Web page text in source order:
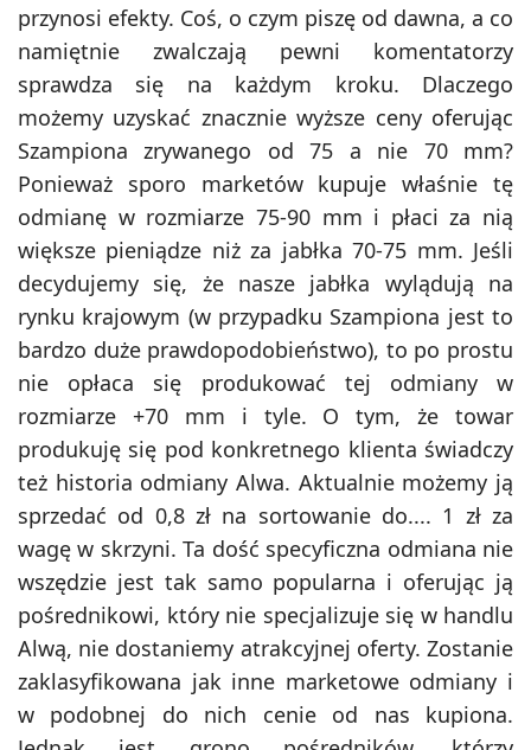
przynosi efekty. Coś, o czym piszę od dawna, a co
namiętnie zwalczają pewni komentatorzy
sprawdza się na każdym kroku. Dlaczego
możemy uzyskać znacznie wyższe ceny oferując
Szampiona zrywanego od 75 a nie 70 mm?
Ponieważ sporo marketów kupuje właśnie tę
odmianę w rozmiarze 75-90 mm i płaci za nią
większe pieniądze niż za jabłka 70-75 mm. Jeśli
decydujemy się, że nasze jabłka wylądują na
rynku krajowym (w przypadku Szampiona jest to
bardzo duże prawdopodobieństwo), to po prostu
nie opłaca się produkować tej odmiany w
rozmiarze +70 mm i tyle. O tym, że towar
produkuję się pod konkretnego klienta świadczy
też historia odmiany Alwa. Aktualnie możemy ją
sprzedać od 0,8 zł na sortowanie do.... 1 zł za
wagę w skrzyni. Ta dość specyficzna odmiana nie
wszędzie jest tak samo popularna i oferując ją
pośrednikowi, który nie specjalizuje się w handlu
Alwą, nie dostaniemy atrakcyjnej oferty. Zostanie
zaklasyfikowana jak inne marketowe odmiany i
w podobnej do nich cenie od nas kupiona.